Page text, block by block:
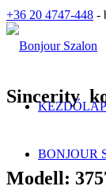
+36 20 4747-448 -
KEZDŐLAP
BONJOUR
Sincerity
Modell: